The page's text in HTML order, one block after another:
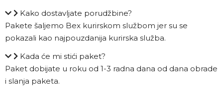
Kako dostavljate porudžbine?
Pakete šaljemo Bex kurirskom službom jer su se
pokazali kao najpouzdanija kurirska služba.
Kada će mi stići paket?
Paket dobijate u roku od 1-3 radna dana od dana obrade
i slanja paketa.